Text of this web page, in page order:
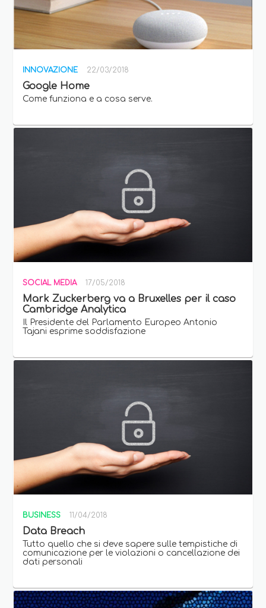
INNOVAZIONE 22/03/2018
Google Home
Come funziona e a cosa serve.
SOCIAL MEDIA 17/05/2018
Mark Zuckerberg va a Bruxelles per il caso
Cambridge Analytica
Il Presidente del Parlamento Europeo Antonio
Tajani esprime soddisfazione
BUSINESS 11/04/2018
Data Breach
Tutto quello che si deve sapere sulle tempistiche di
comunicazione per le violazioni o cancellazione dei
dati personali